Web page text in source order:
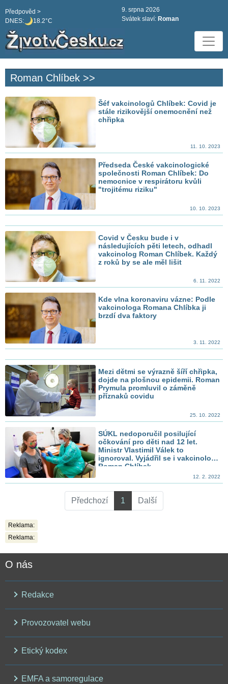
DNES: 18.2°C
Předpověd >
9. srpna 2026
Svátek slaví: Roman
Roman Chlíbek >>
Šéf vakcinologů Chlíbek: Covid je
stále rizikovější onemocnění než
chřipka
11. 10. 2023
Předseda České vakcinologické
společnosti Roman Chlíbek: Do
nemocnice v respirátoru kvůli
"trojitému riziku"
10. 10. 2023
Covid v Česku bude i v
následujících pěti letech, odhadl
vakcinolog Roman Chlíbek. Každý
z roků by se ale měl lišit
6. 11. 2022
Kde vlna koronaviru vázne: Podle
vakcinologa Romana Chlíbka ji
brzdí dva faktory
3. 11. 2022
Mezi dětmi se výrazně šíří chřipka,
dojde na plošnou epidemii. Roman
Prymula promluvil o záměně
příznaků covidu
25. 10. 2022
SÚKL nedoporučil posilující
očkování pro děti nad 12 let.
Ministr Vlastimil Válek to
ignoroval. Vyjádřil se i vakcinolog
Roman Chlíbek
12. 2. 2022
Předchozí 1 Další
Reklama:
Reklama:
O nás
Redakce
Provozovatel webu
Etický kodex
EMFA a samoregulace